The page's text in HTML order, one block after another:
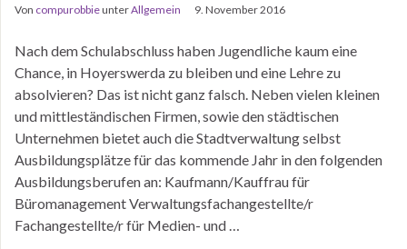
Von compurobbieunterAllgemein 9. November 2016
Nach dem Schulabschluss haben Jugendliche kaum eine
Chance, in Hoyerswerda zu bleiben und eine Lehre zu
absolvieren? Das ist nicht ganz falsch. Neben vielen kleinen
und mittleständischen Firmen, sowie den städtischen
Unternehmen bietet auch die Stadtverwaltung selbst
Ausbildungsplätze für das kommende Jahr in den folgenden
Ausbildungsberufen an: Kaufmann/Kauffrau für
Büromanagement Verwaltungsfachangestellte/r
Fachangestellte/r für Medien- und …